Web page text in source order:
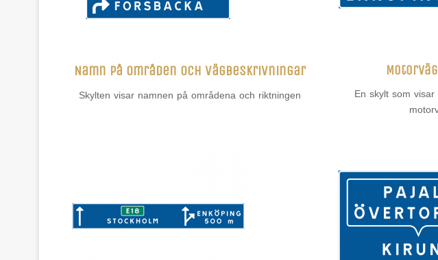
Namn på områden och vägbeskrivningar
Skylten visar namnen på områdena och riktningen
En skylt som